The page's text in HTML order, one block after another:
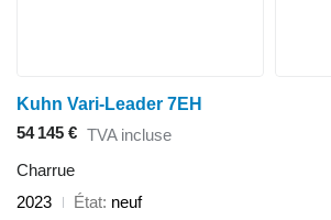
Kuhn Vari-Leader 7EH
54 145 € TVA incluse
Charrue
2023
État neuf